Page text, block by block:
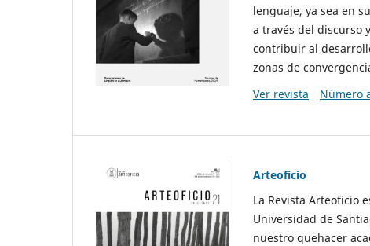
lenguaje, ya sea en
a través del discurso
contribuir al
zonas de
Ver revista
Número
Arteoficio
La Revista Arteoficio
Universidad de
nuestro quehacer